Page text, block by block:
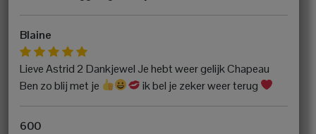
Blaine
Lieve Astrid 2 Dankjewel Je hebt weer gelijk Chapeau
Ben zo blij met je
ik bel je zeker weer terug
600